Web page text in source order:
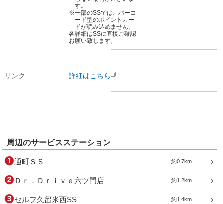
す。
※一部のSSでは、バーコ
ード型のポイントカー
ドが読み込めません。
各詳細はSSに直接ご確認
お願い致します。
リンク 詳細はこちら
周辺のサービスステーション
約0.7km
通町ＳＳ
約1.2km
Ｄｒ．Ｄｒｉｖｅ六ツ門店
約1.4km
セルフ久留米西SS